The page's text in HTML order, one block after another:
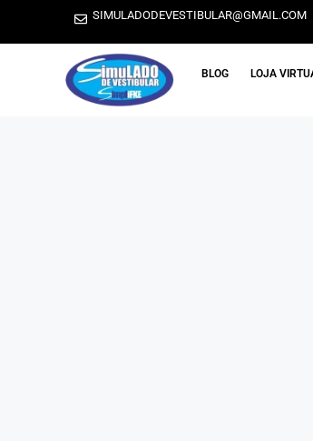
SIMULADODEVESTIBULAR@GMAIL.COM
BLOG LOJA